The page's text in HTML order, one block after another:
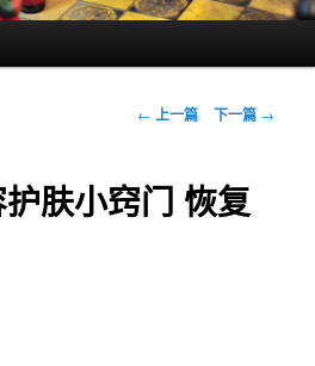
文
航
← 上一篇 下一篇 →
肤小窍门 恢复